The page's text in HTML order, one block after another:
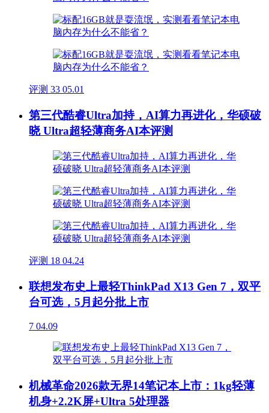
评测 33 05.01
第三代酷睿Ultra加持，AI算力再进化，华硕破
晓 Ultra超轻薄商务AI本评测
评测 18 04.24
联想发布史上最轻ThinkPad X13 Gen 7，双平
台可选，5月起分批上市
7 04.09
机械革命2026款无界14笔记本上市：1kg轻薄
机身+2.2K屏+Ultra 5处理器